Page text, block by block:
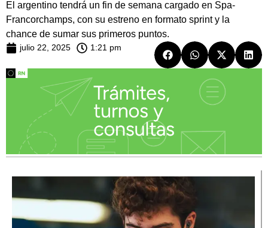
El argentino tendrá un fin de semana cargado en Spa-
Francorchamps, con su estreno en formato sprint y la
chance de sumar sus primeros puntos.
julio 22, 2025 1:21 pm